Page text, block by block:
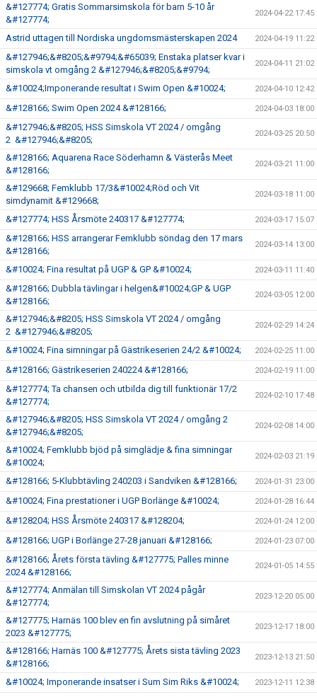
&#127774; Gratis Sommarsimskola för barn 5-10 år
&#127774;
2024-04-22 17:45
Astrid uttagen till Nordiska ungdomsmästerskapen 2024 2024-04-19 11:22
&#127946;&#8205;&#9794;&#65039; Enstaka platser kvar i
simskola vt omgång 2 &#127946;&#8205;&#9794;
2024-04-11 21:02
&#10024;Imponerande resultat i Swim Open &#10024; 2024-04-10 12:42
&#128166; Swim Open 2024 &#128166; 2024-04-03 18:00
&#127946;&#8205; HSS Simskola VT 2024 / omgång
2 &#127946;&#8205;
2024-03-25 20:50
&#128166; Aquarena Race Söderhamn & Västerås Meet
&#128166;
2024-03-21 11:00
&#129668; Femklubb 17/3&#10024;Röd och Vit
simdynamit &#129668;
2024-03-18 11:00
&#127774; HSS Årsmöte 240317 &#127774; 2024-03-17 15:07
&#128166; HSS arrangerar Femklubb söndag den 17 mars
&#128166;
2024-03-14 13:00
&#10024; Fina resultat på UGP & GP &#10024; 2024-03-11 11:40
&#128166; Dubbla tävlingar i helgen&#10024;GP & UGP
&#128166;
2024-03-05 12:00
&#127946;&#8205; HSS Simskola VT 2024 / omgång
2 &#127946;&#8205;
2024-02-29 14:24
&#10024; Fina simningar på Gästrikeserien 24/2 &#10024; 2024-02-25 11:00
&#128166; Gästrikeserien 240224 &#128166; 2024-02-19 11:00
&#127774; Ta chansen och utbilda dig till funktionär 17/2
&#127774;
2024-02-10 17:48
&#127946;&#8205; HSS Simskola VT 2024 / omgång 2
&#127946;&#8205;
2024-02-08 14:00
&#10024; Femklubb bjöd på simglädje & fina simningar
&#10024;
2024-02-03 21:19
&#128166; 5-Klubbtävling 240203 i Sandviken &#128166; 2024-01-31 23:00
&#10024; Fina prestationer i UGP Borlänge &#10024; 2024-01-28 16:44
&#128204; HSS Årsmöte 240317 &#128204; 2024-01-24 12:00
&#128166; UGP i Borlänge 27-28 januari &#128166; 2024-01-23 07:00
&#128166; Årets första tävling &#127775; Palles minne
2024 &#128166;
2024-01-05 14:55
&#127774; Anmälan till Simskolan VT 2024 pågår
&#127774;
2023-12-20 05:00
&#127775; Harnäs 100 blev en fin avslutning på simåret
2023 &#127775;
2023-12-17 18:00
&#128166; Harnäs 100 &#127775; Årets sista tävling 2023
&#128166;
2023-12-13 21:50
&#10024; Imponerande insatser i Sum Sim Riks &#10024; 2023-12-11 12:38